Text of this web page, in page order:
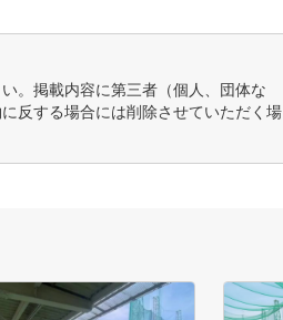
。掲載内容に第三者（個人、団体な
反する場合には削除させていただく場